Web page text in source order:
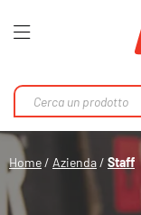
Toggle
Home Azienda Staff